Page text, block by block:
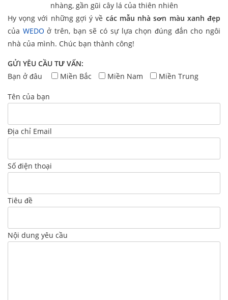
nhàng, gần gũi cây lá của thiên nhiên
Hy vọng với những gợi ý về các mẫu nhà sơn màu xanh đẹp
của WEDO ở trên, bạn sẽ có sự lựa chọn đúng đắn cho ngôi
nhà của mình. Chúc bạn thành công!
GỬI YÊU CẦU TƯ VẤN:
Bạn ở đâu
Miền Bắc Miền Nam Miền Trung
Tên của bạn
Địa chỉ Email
Số điện thoại
Tiêu đề
Nội dung yêu cầu